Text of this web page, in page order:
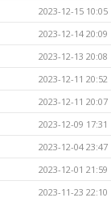
2023-12-15 10:05
2023-12-14 20:09
2023-12-13 20:08
2023-12-11 20:52
2023-12-11 20:07
2023-12-09 17:31
2023-12-04 23:47
2023-12-01 21:59
2023-11-23 22:10